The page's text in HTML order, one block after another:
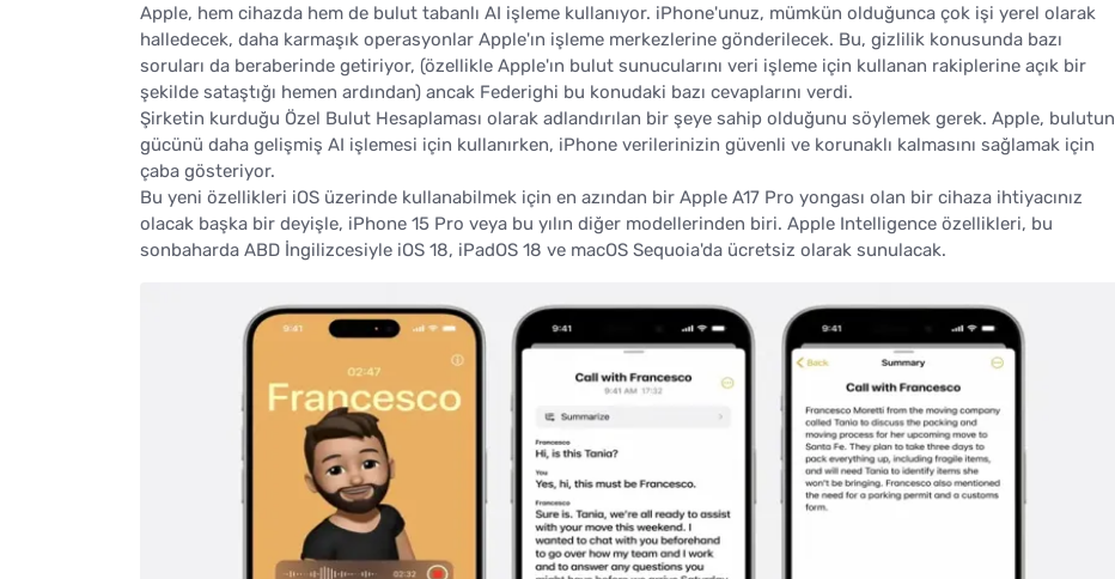
Apple, hem cihazda hem de bulut tabanlı AI işleme kullanıyor. iPhone'unuz, mümkün olduğunca çok işi yerel olarak
halledecek, daha karmaşık operasyonlar Apple'ın işleme merkezlerine gönderilecek. Bu, gizlilik konusunda bazı
soruları da beraberinde getiriyor, (özellikle Apple'ın bulut sunucularını veri işleme için kullanan rakiplerine açık bir
şekilde sataştığı hemen ardından) ancak Federighi bu konudaki bazı cevaplarını verdi.
Şirketin kurduğu Özel Bulut Hesaplaması olarak adlandırılan bir şeye sahip olduğunu söylemek gerek. Apple, bulutun
gücünü daha gelişmiş AI işlemesi için kullanırken, iPhone verilerinizin güvenli ve korunaklı kalmasını sağlamak için
çaba gösteriyor.
Bu yeni özellikleri iOS üzerinde kullanabilmek için en azından bir Apple A17 Pro yongası olan bir cihaza ihtiyacınız
olacak başka bir deyişle, iPhone 15 Pro veya bu yılın diğer modellerinden biri. Apple Intelligence özellikleri, bu
sonbaharda ABD İngilizcesiyle iOS 18, iPadOS 18 ve macOS Sequoia'da ücretsiz olarak sunulacak.